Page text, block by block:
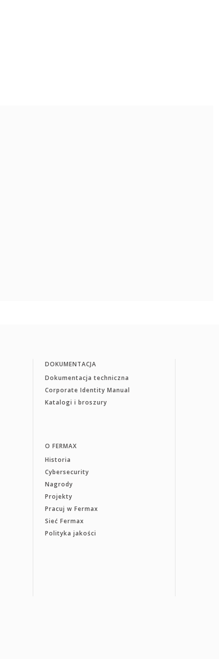
DOKUMENTACJA
Dokumentacja techniczna
Corporate Identity Manual
Katalogi i broszury
O FERMAX
Historia
Cybersecurity
Nagrody
Projekty
Pracuj w Fermax
Sieć Fermax
Polityka jakości